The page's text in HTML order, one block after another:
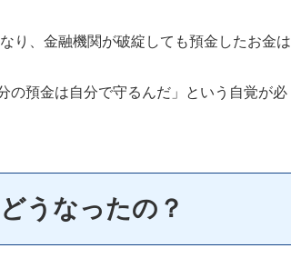
り、金融機関が破綻しても預金したお金は
預金は自分で守るんだ」という自覚が必
うなったの？